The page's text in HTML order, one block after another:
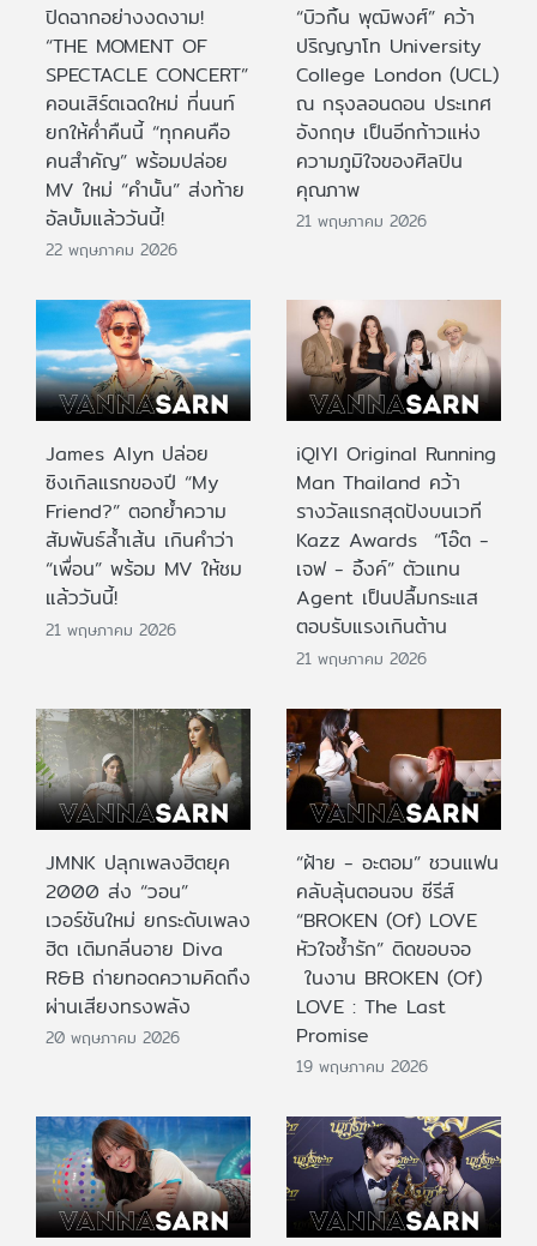
ปิดฉากอย่างงดงาม!
“THE MOMENT OF
SPECTACLE CONCERT”
คอนเสิร์ตเฉดใหม่ ที่นนท์
ยกให้ค่ำคืนนี้ “ทุกคนคือ
คนสำคัญ” พร้อมปล่อย
MV ใหม่ “คำนั้น” ส่งท้าย
อัลบั้มแล้ววันนี้!
22 พฤษภาคม 2026
“บิวกิ้น พุฒิพงศ์” คว้า
ปริญญาโท University
College London (UCL)
ณ กรุงลอนดอน ประเทศ
อังกฤษ เป็นอีกก้าวแห่ง
ความภูมิใจของศิลปิน
คุณภาพ
21 พฤษภาคม 2026
James Alyn ปล่อย
ซิงเกิลแรกของปี “My
Friend?” ตอกย้ำความ
สัมพันธ์ล้ำเส้น เกินคำว่า
“เพื่อน” พร้อม MV ให้ชม
แล้ววันนี้!
21 พฤษภาคม 2026
iQIYI Original Running
Man Thailand คว้า
รางวัลแรกสุดปังบนเวที
Kazz Awards “โอ๊ต -
เจฟ - อิ้งค์” ตัวแทน
Agent เป็นปลื้มกระแส
ตอบรับแรงเกินต้าน
21 พฤษภาคม 2026
JMNK ปลุกเพลงฮิตยุค
2000 ส่ง “วอน”
เวอร์ชันใหม่ ยกระดับเพลง
ฮิต เติมกลิ่นอาย Diva
R&B ถ่ายทอดความคิดถึง
ผ่านเสียงทรงพลัง
20 พฤษภาคม 2026
“ฝ้าย - อะตอม” ชวนแฟน
คลับลุ้นตอนจบ ซีรีส์
“BROKEN (Of) LOVE
หัวใจช้ำรัก” ติดขอบจอ
ในงาน BROKEN (Of)
LOVE : The Last
Promise
19 พฤษภาคม 2026